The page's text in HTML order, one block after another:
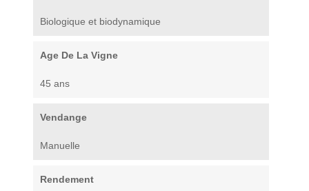
Biologique et biodynamique
Age De La Vigne
45 ans
Vendange
Manuelle
Rendement